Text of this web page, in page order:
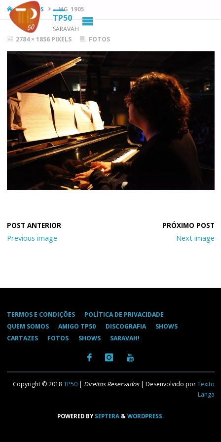
TP50
SARAVAH
HOMEFOTOS _MG_1905
FULL2784 × 1856 PIXELS FOTOS
Previous image Next image
TERMOS E CONDIÇÕES
POLÍTICA DE PRIVACIDADE
QUEM SOMOS
AMIGO TP50 DISCOGRAFIA
SHOWS
CARTAZES
FOTOS SHOWS SARAVAH!
Copyright © 2018TP50 | Direitos Reservados| Desenvolvido porTexito
Langa
POWERED BYSEPTERA & WORDPRESS.